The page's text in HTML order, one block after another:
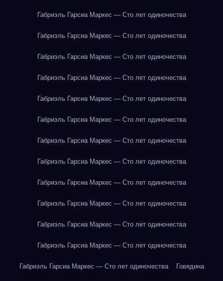
Габриэль Гарсиа Маркес — Сто лет одиночества
Габриэль Гарсиа Маркес — Сто лет одиночества
Габриэль Гарсиа Маркес — Сто лет одиночества
Габриэль Гарсиа Маркес — Сто лет одиночества
Габриэль Гарсиа Маркес — Сто лет одиночества
Габриэль Гарсиа Маркес — Сто лет одиночества
Габриэль Гарсиа Маркес — Сто лет одиночества
Габриэль Гарсиа Маркес — Сто лет одиночества
Габриэль Гарсиа Маркес — Сто лет одиночества
Габриэль Гарсиа Маркес — Сто лет одиночества
Габриэль Гарсиа Маркес — Сто лет одиночества
Габриэль Гарсиа Маркес — Сто лет одиночества
Габриэль Гарсиа Маркес — Сто лет одиночества Говядина